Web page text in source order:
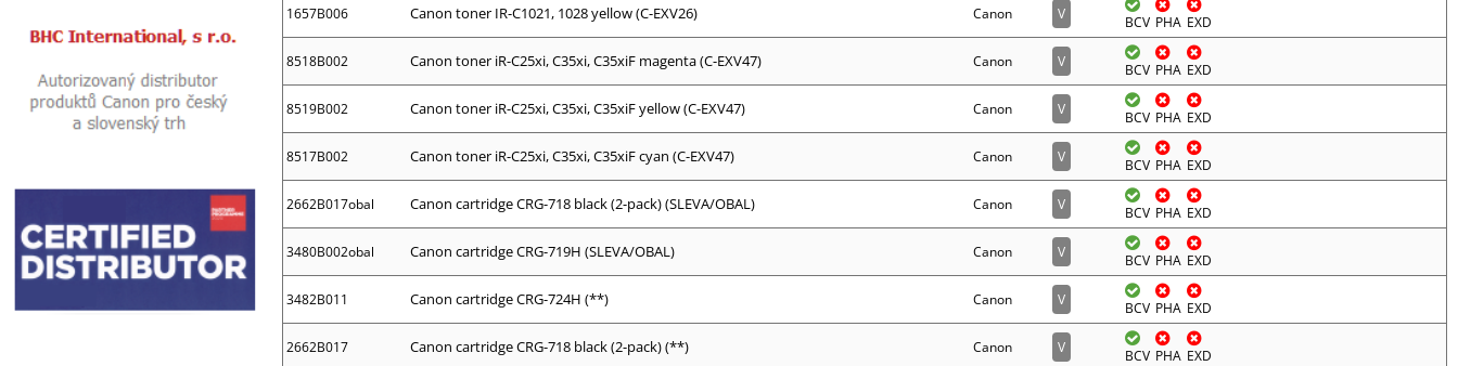
1657B006 Canon toner IR-C1021, 1028 yellow (C-EXV26) Canon V BCV PHA EXD
8518B002 Canon toner iR-C25xi, C35xi, C35xiF magenta (C-EXV47) Canon V BCV PHA EXD
8519B002 Canon toner iR-C25xi, C35xi, C35xiF yellow (C-EXV47) Canon V BCV PHA EXD
8517B002 Canon toner iR-C25xi, C35xi, C35xiF cyan (C-EXV47) Canon V BCV PHA EXD
2662B017obal Canon cartridge CRG-718 black (2-pack) (SLEVA/OBAL) Canon V BCV PHA EXD
3480B002obal Canon cartridge CRG-719H (SLEVA/OBAL) Canon V BCV PHA EXD
3482B011 Canon cartridge CRG-724H (**) Canon V BCV PHA EXD
2662B017 Canon cartridge CRG-718 black (2-pack) (**) Canon V BCV PHA EXD